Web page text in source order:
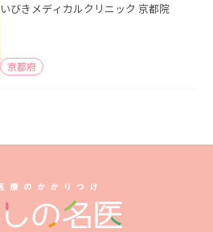
いびきメディカルクリニック 京都院
京都府